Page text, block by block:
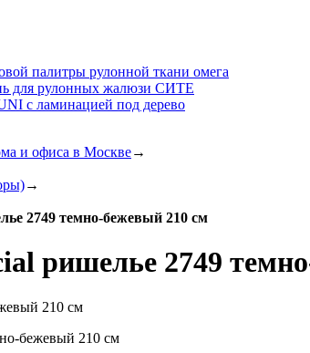
палитры рулонной ткани омега
для рулонных жалюзи СИТЕ
с ламинацией под дерево
и офиса в Москве→
→
2749 темно-бежевый 210 см
ришелье 2749